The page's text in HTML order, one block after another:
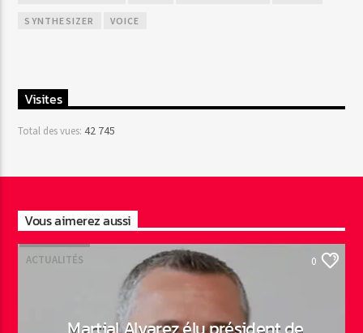
SYNTHESIZER VOICE
Visites
Total des vues:42 745
Vous aimerez aussi
ACTUALITÉS 0